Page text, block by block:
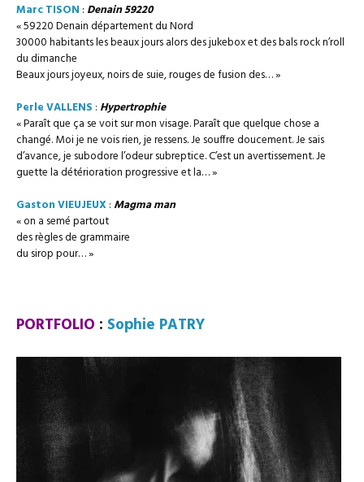
Marc TISON : Denain 59220
« 59220 Denain département du Nord
30000 habitants les beaux jours alors des jukebox et des bals rock n’roll
du dimanche
Beaux jours joyeux, noirs de suie, rouges de fusion des… »
Perle VALLENS : Hypertrophie
« Paraît que ça se voit sur mon visage. Paraît que quelque chose a
changé. Moi je ne vois rien, je ressens. Je souffre doucement. Je sais
d’avance, je subodore l’odeur subreptice. C’est un avertissement. Je
guette la détérioration progressive et la… »
Gaston VIEUJEUX:Magma man
« on a semé partout
des règles de grammaire
du sirop pour… »
PORTFOLIO : Sophie PATRY